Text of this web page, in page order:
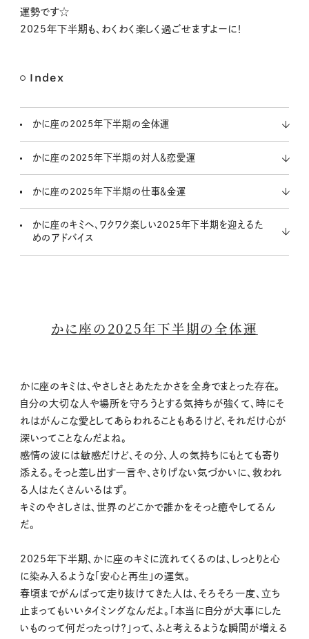
運勢です☆
2025年下半期も、わくわく楽しく過ごせますよーに！
Index
かに座の2025年下半期の全体運
かに座の2025年下半期の対人＆恋愛運
かに座の2025年下半期の仕事＆金運
かに座のキミへ、ワクワク楽しい2025年下半期を迎えるた
めのアドバイス
かに座の2025年下半期の全体運
かに座のキミは、やさしさとあたたかさを全身でまとった存在。
自分の大切な人や場所を守ろうとする気持ちが強くて、時にそ
れはがんこな愛としてあらわれることもあるけど、それだけ心が
深いってことなんだよね。
感情の波には敏感だけど、その分、人の気持ちにもとても寄り
添える。そっと差し出す一言や、さりげない気づかいに、救われ
る人はたくさんいるはず。
キミのやさしさは、世界のどこかで誰かをそっと癒やしてるん
だ。
2025年下半期、かに座のキミに流れてくるのは、しっとりと心
に染み入るような「安心と再生」の運気。
春頃までがんばって走り抜けてきた人は、そろそろ一度、立ち
止まってもいいタイミングなんだよ。「本当に自分が大事にした
いものって何だったっけ？」って、ふと考えるような瞬間が増える